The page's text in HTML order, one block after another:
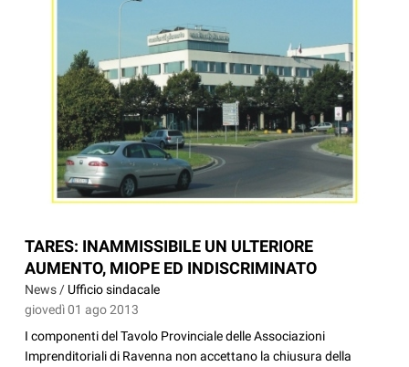
TARES: INAMMISSIBILE UN ULTERIORE
AUMENTO, MIOPE ED INDISCRIMINATO
News / Ufficio sindacale
giovedì 01 ago 2013
I componenti del Tavolo Provinciale delle Associazioni
Imprenditoriali di Ravenna non accettano la chiusura della